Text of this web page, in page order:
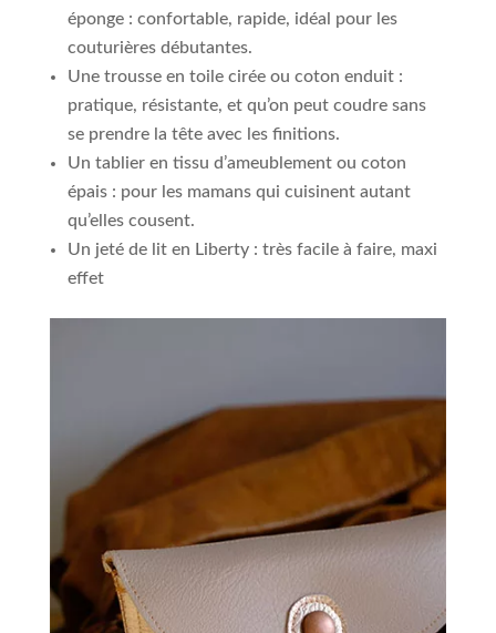
éponge : confortable, rapide, idéal pour les
couturières débutantes.
Une trousse en toile cirée ou coton enduit :
pratique, résistante, et qu’on peut coudre sans
se prendre la tête avec les finitions.
Un tablier en tissu d’ameublement ou coton
épais : pour les mamans qui cuisinent autant
qu’elles cousent.
Un jeté de lit en Liberty : très facile à faire, maxi
effet